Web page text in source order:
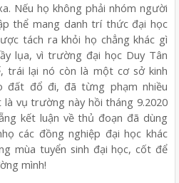
Nếu họ không phải nhóm người
thể mang danh trí thức đại học
tách ra khỏi họ chẳng khác gì
lụa, vì trường đại học Duy Tân
trái lại nó còn là một cơ sở kinh
đất đổ đi, đã từng phạm nhiều
là vụ trường này hồi tháng 9.2020
kết luận về thủ đoạn đã dùng
các đồng nghiệp đại học khác
mùa tuyển sinh đại học, cốt để
mình!